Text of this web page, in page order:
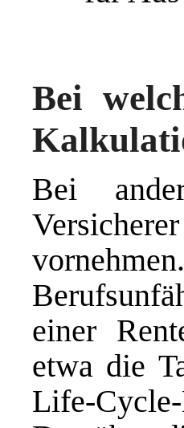
Bei
Bei
einer
etwa die
Life-